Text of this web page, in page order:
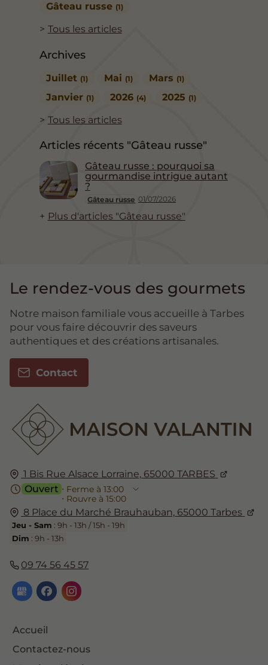
Gâteau russe (1)
Tous les articles
Archives
Juillet (1) Mai (1) Mars (1)
Janvier (1) 2026 (4) 2025 (1)
Tous les articles
Articles récents "Gâteau russe"
Gâteau russe 01/07/2026
Gâteau russe : pourquoi sa
gourmandise intrigue autant
?
Plus d'articles "Gâteau russe"
1 Bis Rue Alsace Lorraine, 65000 TARBES
Ouvert ⋅ Ferme à 13:00
⋅ Rouvre à 15:00
8 Place du Marché Brauhauban, 65000 Tarbes
Jeu - Sam : 9h - 13h / 15h - 19h
Dim : 9h - 13h
09 74 56 45 57
Accueil
Contactez-nous
Le rendez-vous des gourmets
Notre maison familiale vous accueille à Tarbes
pour vous faire découvrir des saveurs
authentiques et des créations artisanales.
Contact